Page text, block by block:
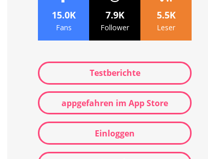
15.0K
Fans
7.9K
Follower
5.5K
Leser
Testberichte
appgefahren im App Store
Einloggen